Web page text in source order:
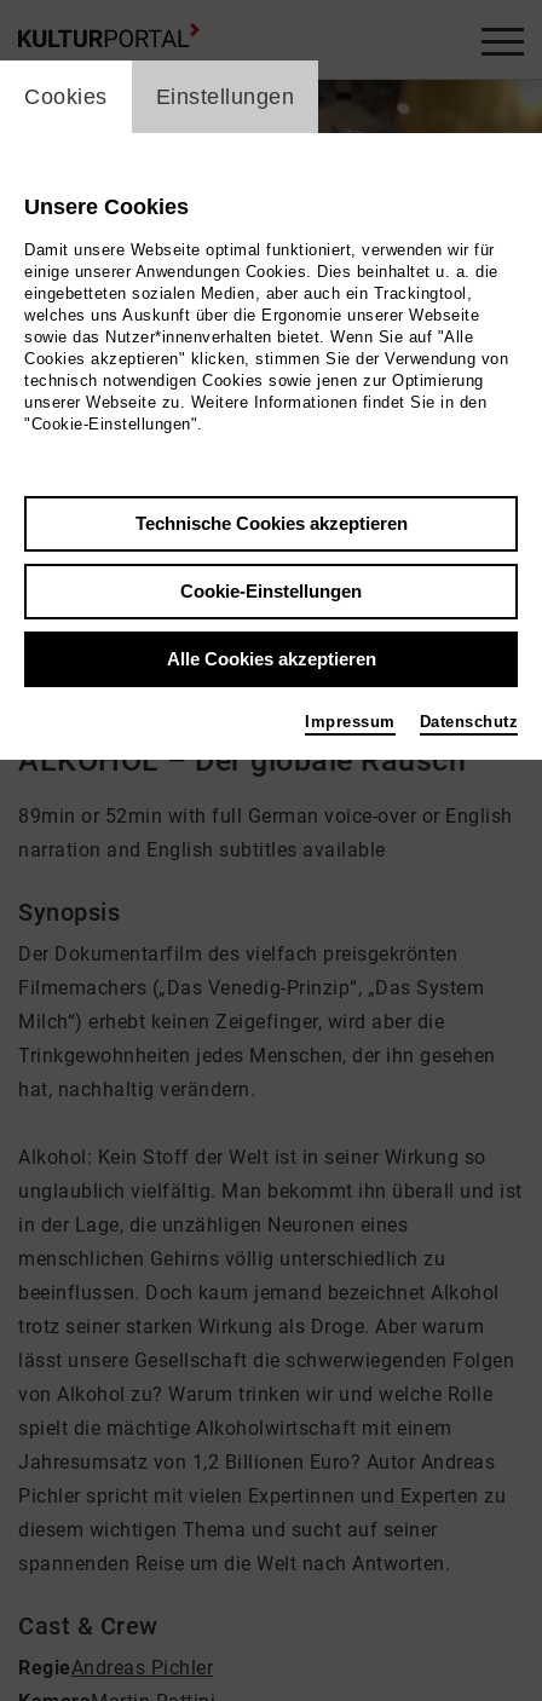
Foto 2019 EIKON Media GmbH | Magnetfilm GmbH
Zurück|Übersicht
Film Info
Deutschland 2019 | 89 min.
Regie: Andreas Pichler
kein Angebot eingestellt
ALKOHOL – Der globale Rausch
89min or 52min with full German voice-over or English
narration and English subtitles available
Synopsis
Der Dokumentarfilm des vielfach preisgekrönten
Filmemachers („Das Venedig-Prinzip“, „Das System
Milch“) erhebt keinen Zeigefinger, wird aber die
Trinkgewohnheiten jedes Menschen, der ihn gesehen
hat, nachhaltig verändern.
Alkohol: Kein Stoff der Welt ist in seiner Wirkung so
unglaublich vielfältig. Man bekommt ihn überall und ist
in der Lage, die unzähligen Neuronen eines
menschlichen Gehirns völlig unterschiedlich zu
beeinflussen. Doch kaum jemand bezeichnet Alkohol
trotz seiner starken Wirkung als Droge. Aber warum
lässt unsere Gesellschaft die schwerwiegenden Folgen
von Alkohol zu? Warum trinken wir und welche Rolle
spielt die mächtige Alkoholwirtschaft mit einem
Jahresumsatz von 1,2 Billionen Euro? Autor Andreas
Pichler spricht mit vielen Expertinnen und Experten zu
diesem wichtigen Thema und sucht auf seiner
spannenden Reise um die Welt nach Antworten.
Cast & Crew
RegieAndreas Pichler
cookie_layer
Cookies Einstellungen
Unsere Cookies
Damit unsere Webseite optimal funktioniert, verwenden wir für
einige unserer Anwendungen Cookies. Dies beinhaltet u. a. die
eingebetteten sozialen Medien, aber auch ein Trackingtool,
welches uns Auskunft über die Ergonomie unserer Webseite
sowie das Nutzer*innenverhalten bietet. Wenn Sie auf "Alle
Cookies akzeptieren" klicken, stimmen Sie der Verwendung von
technisch notwendigen Cookies sowie jenen zur Optimierung
unserer Webseite zu. Weitere Informationen findet Sie in den
"Cookie-Einstellungen".
Technische Cookies akzeptieren
Cookie-Einstellungen
Alle Cookies akzeptieren
Impressum Datenschutz